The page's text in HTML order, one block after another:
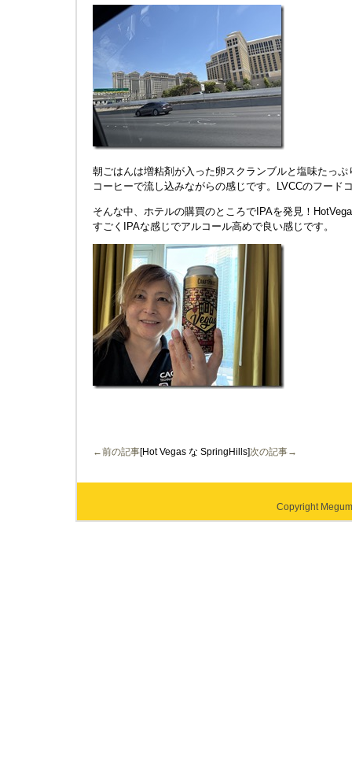
朝ごはんは増粘剤が入った卵スクランブルと塩味たっぷ
コーヒーで流し込みながらの感じです。LVCCのフード
そんな中、ホテルの購買のところでIPAを発見！
すごくIPAな感じでアルコール高めで良い感じです。
←前の記事[Hot Vegas な SpringHills]次の記事→
Copyright